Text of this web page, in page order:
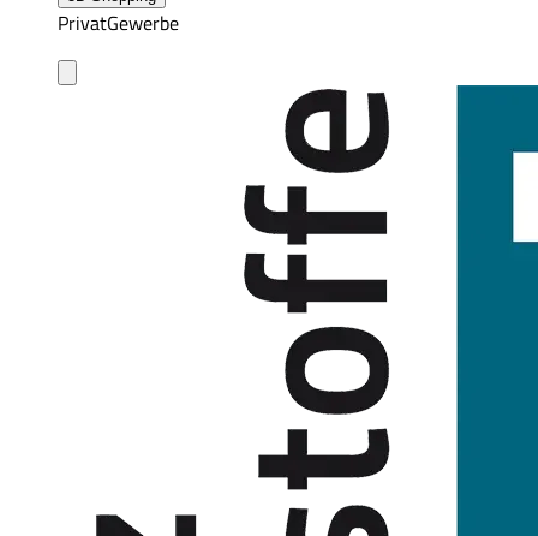
PrivatGewerbe